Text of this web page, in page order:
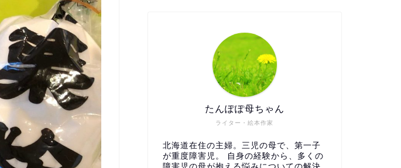
ライター・絵本作家
たんぽぽ母ちゃん
北海道在住の主婦。三児の母で、第一子
が重度障害児。 自身の経験から、多くの